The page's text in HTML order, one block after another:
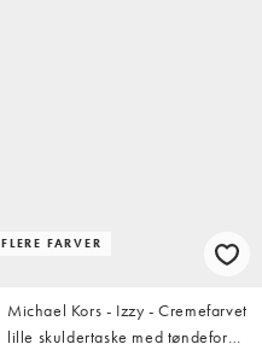
FLERE FARVER
Michael Kors - Izzy - Cremefarvet
lille skuldertaske med tøndeform